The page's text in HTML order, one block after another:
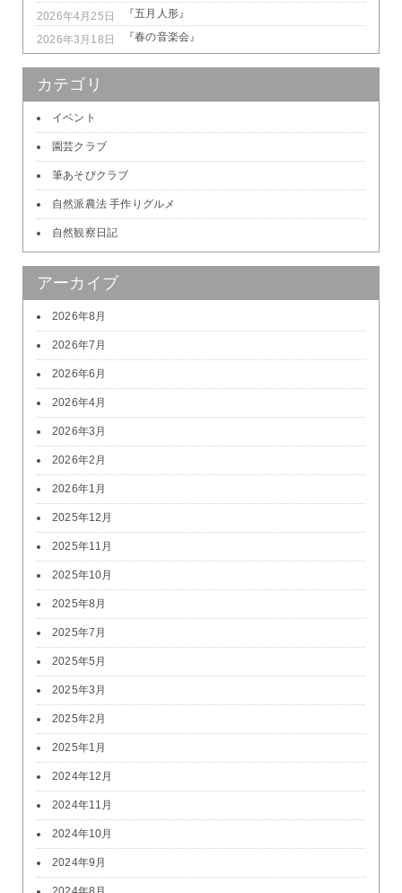
2026年4月25日 『五月人形』
2026年3月18日 『春の音楽会』
カテゴリ
イベント
園芸クラブ
筆あそびクラブ
自然派農法 手作りグルメ
自然観察日記
アーカイブ
2026年8月
2026年7月
2026年6月
2026年4月
2026年3月
2026年2月
2026年1月
2025年12月
2025年11月
2025年10月
2025年8月
2025年7月
2025年5月
2025年3月
2025年2月
2025年1月
2024年12月
2024年11月
2024年10月
2024年9月